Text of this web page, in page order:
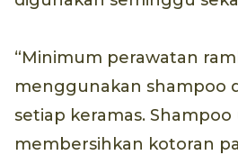
“Minimum perawatan
menggunakan shampoo
setiap keramas.
membersihkan kotoran